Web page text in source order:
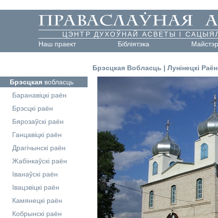
ЦЭНТР ДУХОЎНАЙ АСВЕТЫ І
Наш праект
Бібліятэка
Брэсцкая Вобласць | Лунінецкі Раён
Брэсцкая вобласць
Баранавіцкі раён
Брэсцкі раён
Бярозаўскі раён
Ганцавіцкі раён
Драгічынскі раён
Жабінкаўскі раён
Іванаўскі раён
Івацэвіцкі раён
Камянецкі раён
Кобрынскі раён